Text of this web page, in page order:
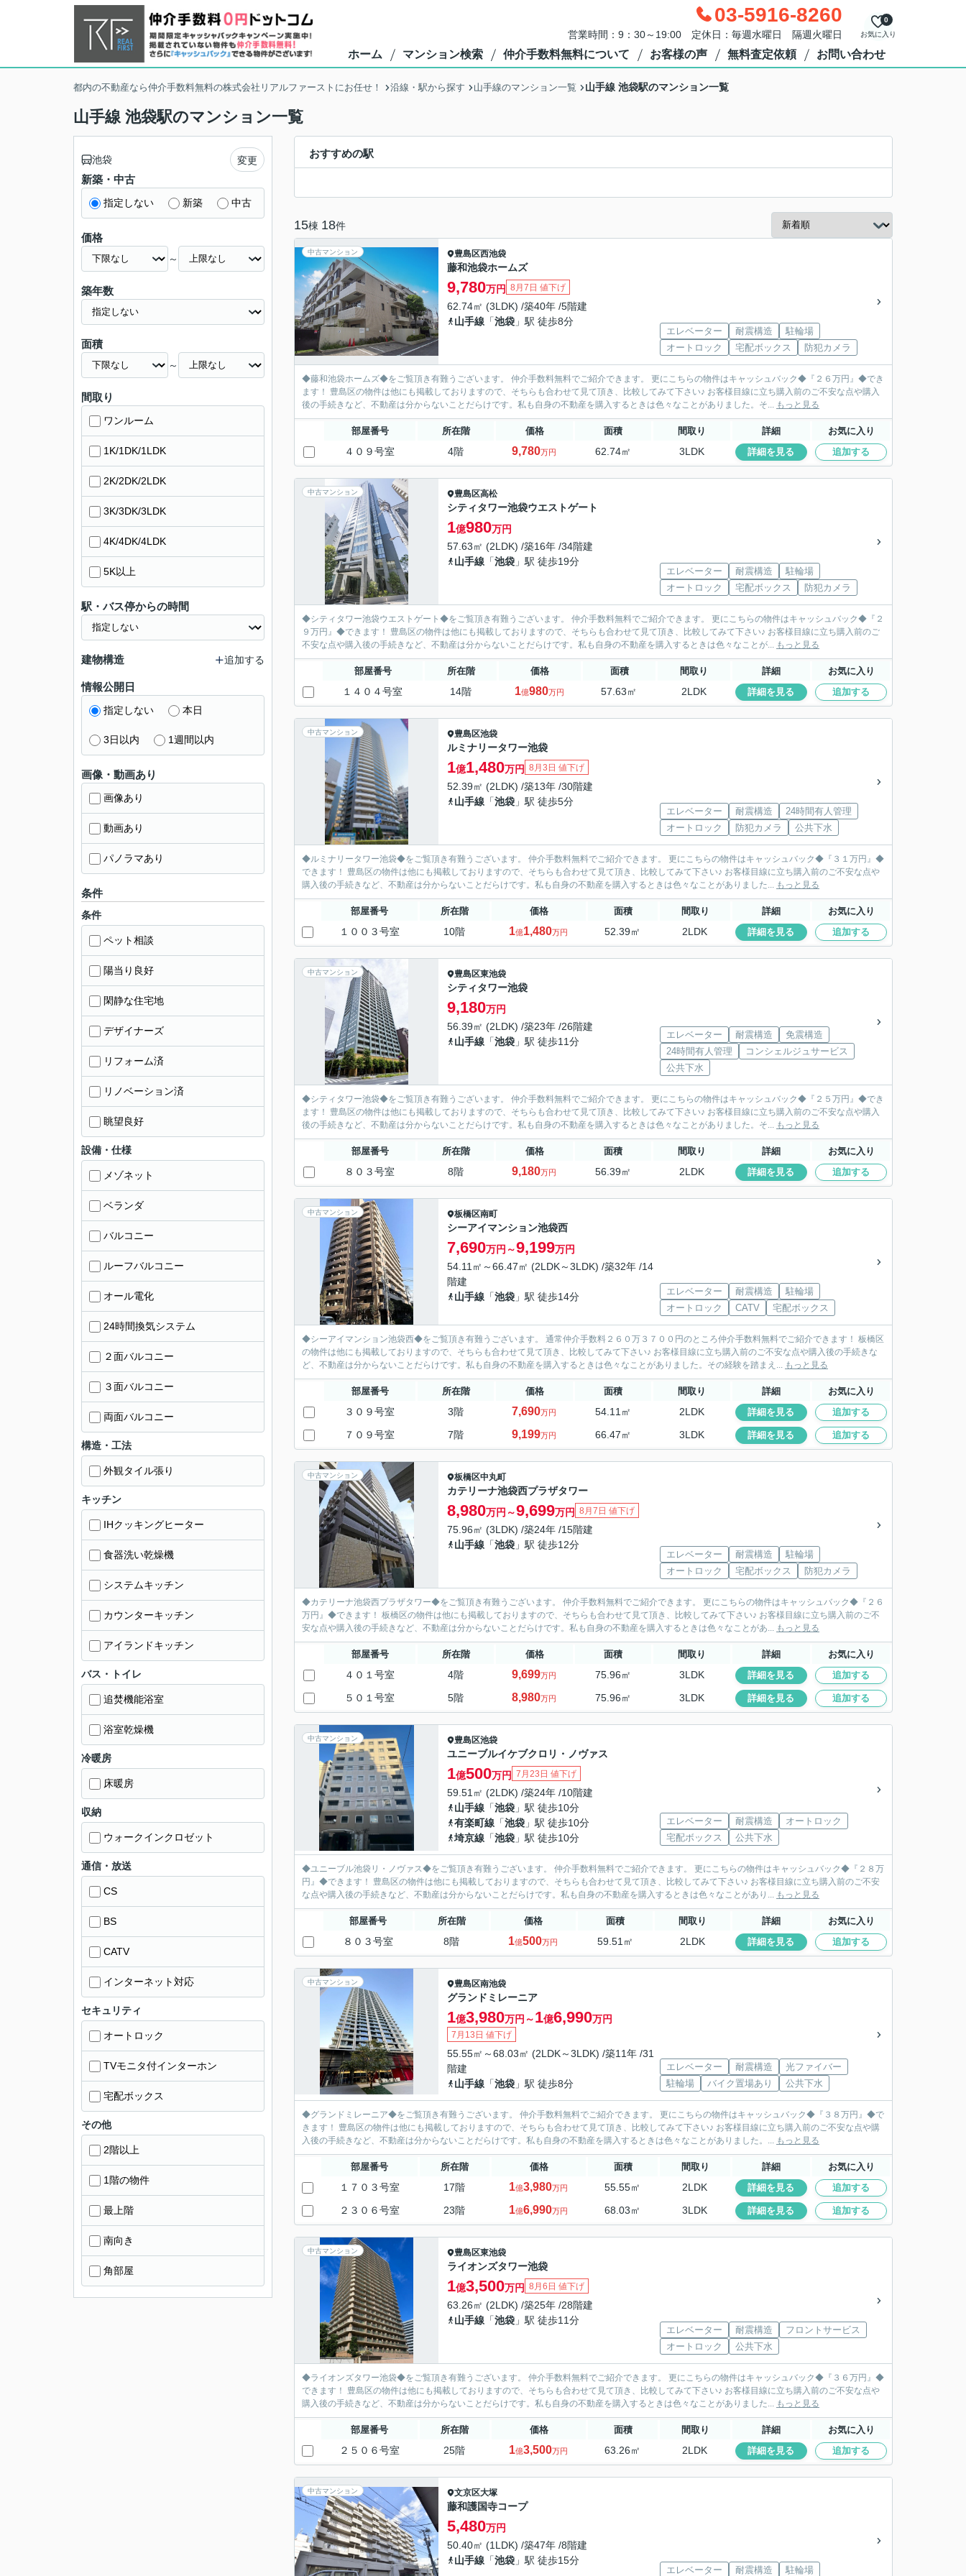
03-5916-8260
営業時間：9：30～19:00 定休日：毎週水曜日 隔週火曜日 お気に入り
0
ホーム マンション検索 仲介手数料無料について お客様の声 無料査定依頼 お問い合わせ
都内の不動産なら仲介手数料無料の株式会社リアルファーストにお任せ！ 沿線・駅から探す 山手線のマンション一覧 山手線 池袋駅のマンション一覧
山手線 池袋駅のマンション一覧
おすすめの駅
15棟 18件
中古マンション 豊島区西池袋
藤和池袋ホームズ
9,780万円 8月7日 値下げ
62.74㎡ (3LDK) /築40年 /5階建
山手線 「池袋 」駅 徒歩8分
エレベーター 耐震構造
駐輪場
オートロック
宅配ボックス 防犯カメラ
◆藤和池袋ホームズ◆をご覧頂き有難うございます。 仲介手数料無料でご紹介できます。 更にこちらの物件はキャッシュバック◆『２６万円』◆でき
ます！ 豊島区の物件は他にも掲載しておりますので、そちらも合わせて見て頂き、比較してみて下さい♪ お客様目線に立ち購入前のご不安な点や購入
後の手続きなど、不動産は分からないことだらけです。私も自身の不動産を購入するときは色々なことがありました。そ... もっと見る
部屋番号 所在階 価格 面積 間取り 詳細 お気に入り
４０９号室 4階 9,780万円 62.74㎡ 3LDK 詳細を見る 追加する
中古マンション 豊島区高松
シティタワー池袋ウエストゲート
1億980万円
57.63㎡ (2LDK) /築16年 /34階建
山手線 「池袋 」駅 徒歩19分
エレベーター 耐震構造
駐輪場
オートロック
宅配ボックス 防犯カメラ
◆シティタワー池袋ウエストゲート◆をご覧頂き有難うございます。 仲介手数料無料でご紹介できます。 更にこちらの物件はキャッシュバック◆『２
９万円』◆できます！ 豊島区の物件は他にも掲載しておりますので、そちらも合わせて見て頂き、比較してみて下さい♪ お客様目線に立ち購入前のご
不安な点や購入後の手続きなど、不動産は分からないことだらけです。私も自身の不動産を購入するときは色々なことが... もっと見る
部屋番号 所在階 価格 面積 間取り 詳細 お気に入り
１４０４号室 14階 1億980万円 57.63㎡ 2LDK 詳細を見る 追加する
中古マンション 豊島区池袋
ルミナリータワー池袋
1億1,480万円 8月3日 値下げ
52.39㎡ (2LDK) /築13年 /30階建
山手線 「池袋 」駅 徒歩5分
エレベーター 耐震構造
24時間有人管理
オートロック
防犯カメラ 公共下水
◆ルミナリータワー池袋◆をご覧頂き有難うございます。 仲介手数料無料でご紹介できます。 更にこちらの物件はキャッシュバック◆『３１万円』◆
できます！ 豊島区の物件は他にも掲載しておりますので、そちらも合わせて見て頂き、比較してみて下さい♪ お客様目線に立ち購入前のご不安な点や
購入後の手続きなど、不動産は分からないことだらけです。私も自身の不動産を購入するときは色々なことがありました... もっと見る
部屋番号 所在階 価格 面積 間取り 詳細 お気に入り
１００３号室 10階 1億1,480万円 52.39㎡ 2LDK 詳細を見る 追加する
中古マンション 豊島区東池袋
シティタワー池袋
9,180万円
56.39㎡ (2LDK) /築23年 /26階建
山手線 「池袋 」駅 徒歩11分
エレベーター 耐震構造
免震構造
24時間有人管理
コンシェルジュサービス
公共下水
◆シティタワー池袋◆をご覧頂き有難うございます。 仲介手数料無料でご紹介できます。 更にこちらの物件はキャッシュバック◆『２５万円』◆でき
ます！ 豊島区の物件は他にも掲載しておりますので、そちらも合わせて見て頂き、比較してみて下さい♪ お客様目線に立ち購入前のご不安な点や購入
後の手続きなど、不動産は分からないことだらけです。私も自身の不動産を購入するときは色々なことがありました。そ... もっと見る
部屋番号 所在階 価格 面積 間取り 詳細 お気に入り
８０３号室 8階 9,180万円 56.39㎡ 2LDK 詳細を見る 追加する
中古マンション 板橋区南町
シーアイマンション池袋西
7,690万円～9,199万円
54.11㎡～66.47㎡ (2LDK～3LDK) /築32年 /14
階建
山手線 「池袋 」駅 徒歩14分 エレベーター 耐震構造
駐輪場
オートロック
CATV 宅配ボックス
◆シーアイマンション池袋西◆をご覧頂き有難うございます。 通常仲介手数料２６０万３７００円のところ仲介手数料無料でご紹介できます！ 板橋区
の物件は他にも掲載しておりますので、そちらも合わせて見て頂き、比較してみて下さい♪ お客様目線に立ち購入前のご不安な点や購入後の手続きな
ど、不動産は分からないことだらけです。私も自身の不動産を購入するときは色々なことがありました。その経験を踏まえ... もっと見る
部屋番号 所在階 価格 面積 間取り 詳細 お気に入り
３０９号室 3階 7,690万円 54.11㎡ 2LDK 詳細を見る 追加する
７０９号室 7階 9,199万円 66.47㎡ 3LDK 詳細を見る 追加する
中古マンション 板橋区中丸町
カテリーナ池袋西プラザタワー
8,980万円～9,699万円 8月7日 値下げ
75.96㎡ (3LDK) /築24年 /15階建
山手線 「池袋 」駅 徒歩12分
エレベーター 耐震構造
駐輪場
オートロック
宅配ボックス 防犯カメラ
◆カテリーナ池袋西プラザタワー◆をご覧頂き有難うございます。 仲介手数料無料でご紹介できます。 更にこちらの物件はキャッシュバック◆『２６
万円』◆できます！ 板橋区の物件は他にも掲載しておりますので、そちらも合わせて見て頂き、比較してみて下さい♪ お客様目線に立ち購入前のご不
安な点や購入後の手続きなど、不動産は分からないことだらけです。私も自身の不動産を購入するときは色々なことがあ... もっと見る
部屋番号 所在階 価格 面積 間取り 詳細 お気に入り
４０１号室 4階 9,699万円 75.96㎡ 3LDK 詳細を見る 追加する
５０１号室 5階 8,980万円 75.96㎡ 3LDK 詳細を見る 追加する
中古マンション 豊島区池袋
ユニーブルイケブクロリ・ノヴァス
1億500万円 7月23日 値下げ
59.51㎡ (2LDK) /築24年 /10階建
山手線 「池袋 」駅 徒歩10分
有楽町線 「池袋 」駅 徒歩10分
埼京線 「池袋 」駅 徒歩10分
エレベーター 耐震構造
オートロック
宅配ボックス
公共下水
◆ユニーブル池袋リ・ノヴァス◆をご覧頂き有難うございます。 仲介手数料無料でご紹介できます。 更にこちらの物件はキャッシュバック◆『２８万
円』◆できます！ 豊島区の物件は他にも掲載しておりますので、そちらも合わせて見て頂き、比較してみて下さい♪ お客様目線に立ち購入前のご不安
な点や購入後の手続きなど、不動産は分からないことだらけです。私も自身の不動産を購入するときは色々なことがあり... もっと見る
部屋番号 所在階 価格 面積 間取り 詳細 お気に入り
８０３号室 8階 1億500万円 59.51㎡ 2LDK 詳細を見る 追加する
中古マンション 豊島区南池袋
グランドミレーニア
1億3,980万円～1億6,990万円
7月13日 値下げ
55.55㎡～68.03㎡ (2LDK～3LDK) /築11年 /31
階建
山手線 「池袋 」駅 徒歩8分
エレベーター 耐震構造
光ファイバー
駐輪場
バイク置場あり 公共下水
◆グランドミレーニア◆をご覧頂き有難うございます。 仲介手数料無料でご紹介できます。 更にこちらの物件はキャッシュバック◆『３８万円』◆で
きます！ 豊島区の物件は他にも掲載しておりますので、そちらも合わせて見て頂き、比較してみて下さい♪ お客様目線に立ち購入前のご不安な点や購
入後の手続きなど、不動産は分からないことだらけです。私も自身の不動産を購入するときは色々なことがありました。... もっと見る
部屋番号 所在階 価格 面積 間取り 詳細 お気に入り
１７０３号室 17階 1億3,980万円 55.55㎡ 2LDK 詳細を見る 追加する
２３０６号室 23階 1億6,990万円 68.03㎡ 3LDK 詳細を見る 追加する
中古マンション 豊島区東池袋
ライオンズタワー池袋
1億3,500万円 8月6日 値下げ
63.26㎡ (2LDK) /築25年 /28階建
山手線 「池袋 」駅 徒歩11分
エレベーター 耐震構造
フロントサービス
オートロック
公共下水
◆ライオンズタワー池袋◆をご覧頂き有難うございます。 仲介手数料無料でご紹介できます。 更にこちらの物件はキャッシュバック◆『３６万円』◆
できます！ 豊島区の物件は他にも掲載しておりますので、そちらも合わせて見て頂き、比較してみて下さい♪ お客様目線に立ち購入前のご不安な点や
購入後の手続きなど、不動産は分からないことだらけです。私も自身の不動産を購入するときは色々なことがありました... もっと見る
部屋番号 所在階 価格 面積 間取り 詳細 お気に入り
２５０６号室 25階 1億3,500万円 63.26㎡ 2LDK 詳細を見る 追加する
中古マンション 文京区大塚
藤和護国寺コープ
5,480万円
50.40㎡ (1LDK) /築47年 /8階建
山手線 「池袋 」駅 徒歩15分
エレベーター 耐震構造 駐輪場
池袋 変更
新築・中古
指定しない 新築 中古
価格
～
築年数
面積
～
間取り
ワンルーム
1K/1DK/1LDK
2K/2DK/2LDK
3K/3DK/3LDK
4K/4DK/4LDK
5K以上
駅・バス停からの時間
建物構造 追加する
情報公開日
指定しない 本日
3日以内 1週間以内
画像・動画あり
画像あり
動画あり
パノラマあり
条件
条件
ペット相談
陽当り良好
閑静な住宅地
デザイナーズ
リフォーム済
リノベーション済
眺望良好
設備・仕様
メゾネット
ベランダ
バルコニー
ルーフバルコニー
オール電化
24時間換気システム
２面バルコニー
３面バルコニー
両面バルコニー
構造・工法
外観タイル張り
キッチン
IHクッキングヒーター
食器洗い乾燥機
システムキッチン
カウンターキッチン
アイランドキッチン
バス・トイレ
追焚機能浴室
浴室乾燥機
冷暖房
床暖房
収納
ウォークインクロゼット
通信・放送
CS
BS
CATV
インターネット対応
セキュリティ
オートロック
TVモニタ付インターホン
宅配ボックス
その他
2階以上
1階の物件
最上階
南向き
角部屋